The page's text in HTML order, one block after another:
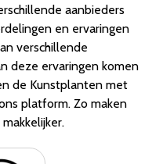
aanbieders
en ervaringen
verschillende
deze ervaringen komen
de Kunstplanten met
platform. Zo maken